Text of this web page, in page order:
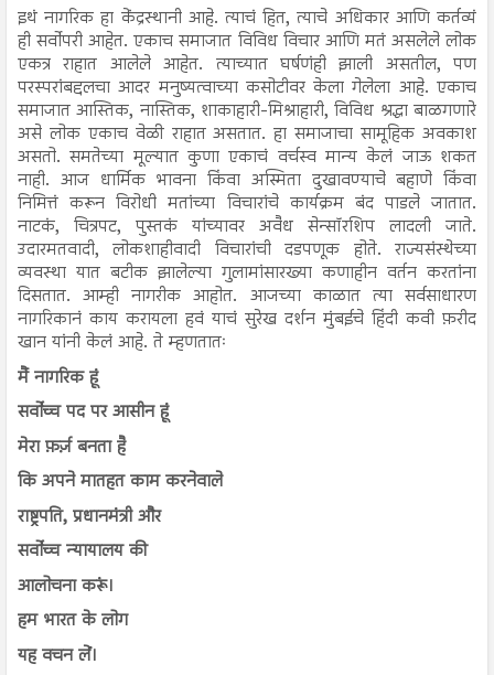
इथं नागरिक हा केंद्रस्थानी आहे. त्याचं हित, त्याचे अधिकार आणि कर्तव्यं
ही सर्वोपरी आहेत. एकाच समाजात विविध विचार आणि मतं असलेले लोक
एकत्र राहात आलेले आहेत. त्याच्यात घर्षणंही झाली असतील, पण
परस्परांबद्दलचा आदर मनुष्यत्वाच्या कसोटीवर केला गेलेला आहे. एकाच
समाजात आस्तिक, नास्तिक, शाकाहारी-मिश्राहारी, विविध श्रद्धा बाळगणारे
असे लोक एकाच वेळी राहात असतात. हा समाजाचा सामूहिक अवकाश
असतो. समतेच्या मूल्यात कुणा एकाचं वर्चस्व मान्य केलं जाऊ शकत
नाही. आज धार्मिक भावना किंवा अस्मिता दुखावण्याचे बहाणे किंवा
निमित्तं करून विरोधी मतांच्या विचारांचे कार्यक्रम बंद पाडले जातात.
नाटकं, चित्रपट, पुस्तकं यांच्यावर अवैध सेन्सॉरशिप लादली जाते.
उदारमतवादी, लोकशाहीवादी विचारांची दडपणूक होते. राज्यसंस्थेच्या
व्यवस्था यात बटीक झालेल्या गुलामांसारख्या कणाहीन वर्तन करतांना
दिसतात. आम्ही नागरीक आहोत. आजच्या काळात त्या सर्वसाधारण
नागरिकानं काय करायला हवं याचं सुरेख दर्शन मुंबईचे हिंदी कवी फ़रीद
खान यांनी केलं आहे. ते म्हणतातः
मैं नागरिक हूं
सर्वोच्च पद पर आसीन हूं
मेरा फ़र्ज़ बनता है
कि अपने मातहत काम करनेवाले
राष्ट्रपति, प्रधानमंत्री और
सर्वोच्च न्यायालय की
आलोचना करूं।
हम भारत के लोग
यह वचन लें।